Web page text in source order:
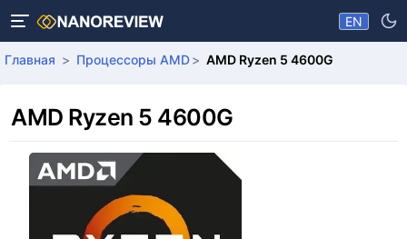
EN
Главная Процессоры AMD AMD Ryzen 5 4600G
AMD Ryzen 5 4600G